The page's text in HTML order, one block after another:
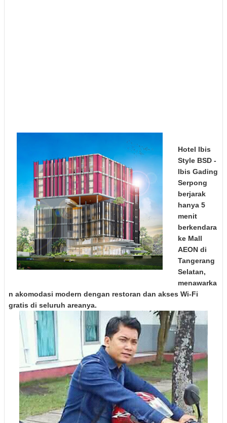
Hotel Ibis
Style BSD -
Ibis Gading
Serpong
berjarak
hanya 5
menit
berkendara
ke Mall
AEON di
Tangerang
Selatan,
menawarka
n akomodasi modern dengan restoran dan akses Wi-Fi
gratis di seluruh areanya.